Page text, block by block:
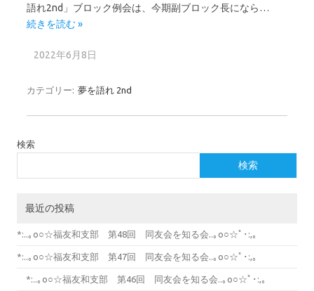
語れ2nd」ブロック例会は、今期副ブロック長になら…
続きを読む »
2022年6月8日
カテゴリー: 夢を語れ 2nd
検索
検索
最近の投稿
*:..｡o○☆福友和支部 第48回 同友会を知る会..｡o○☆ﾟ･:,｡
*:..｡o○☆福友和支部 第47回 同友会を知る会..｡o○☆ﾟ･:,｡
*:..｡o○☆福友和支部 第46回 同友会を知る会..｡o○☆ﾟ･:,｡